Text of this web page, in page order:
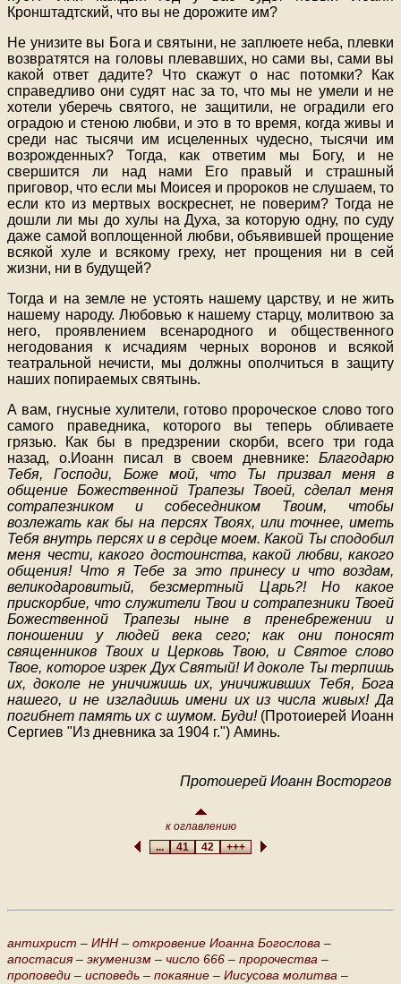
Кронштадтский, что вы не дорожите им?
Не унизите вы Бога и святыни, не заплюете неба, плевки
возвратятся на головы плевавших, но сами вы, сами вы
какой ответ дадите? Что скажут о нас потомки? Как
справедливо они судят нас за то, что мы не умели и не
хотели уберечь святого, не защитили, не оградили его
оградою и стеною любви, и это в то время, когда живы и
среди нас тысячи им исцеленных чудесно, тысячи им
возрожденных? Тогда, как ответим мы Богу, и не
свершится ли над нами Его правый и страшный
приговор, что если мы Моисея и пророков не слушаем, то
если кто из мертвых воскреснет, не поверим? Тогда не
дошли ли мы до хулы на Духа, за которую одну, по суду
даже самой воплощенной любви, объявившей прощение
всякой хуле и всякому греху, нет прощения ни в сей
жизни, ни в будущей?
Тогда и на земле не устоять нашему царству, и не жить
нашему народу. Любовью к нашему старцу, молитвою за
него, проявлением всенародного и общественного
негодования к исчадиям черных воронов и всякой
театральной нечисти, мы должны ополчиться в защиту
наших попираемых святынь.
А вам, гнусные хулители, готово пророческое слово того
самого праведника, которого вы теперь обливаете
грязью. Как бы в предзрении скорби, всего три года
назад, о.Иоанн писал в своем дневнике: Благодарю
Тебя, Господи, Боже мой, что Ты призвал меня в
общение Божественной Трапезы Твоей, сделал меня
сотрапезником и собеседником Твоим, чтобы
возлежать как бы на персях Твоях, или точнее, иметь
Тебя внутрь персях и в сердце моем. Какой Ты сподобил
меня чести, какого достоинства, какой любви, какого
общения! Что я Тебе за это принесу и что воздам,
великодаровитый, безсмертный Царь?! Но какое
прискорбие, что служители Твои и сотрапезники Твоей
Божественной Трапезы ныне в пренебрежении и
поношении у людей века сего; как они поносят
священников Твоих и Церковь Твою, и Святое слово
Твое, которое изрек Дух Святый! И доколе Ты терпишь
их, доколе не уничижишь их, уничиживших Тебя, Бога
нашего, и не изгладишь имени их из числа живых! Да
погибнет память их с шумом. Буди!(Протоиерей Иоанн
Сергиев "Из дневника за 1904 г.") Аминь.
Протоиерей Иоанн Восторгов
к оглавлению
...41 42 +++
антихрист – ИНН – откровение Иоанна Богослова –
апостасия – экуменизм – число 666 – пророчества –
проповеди – исповедь – покаяние – Иисусова молитва –